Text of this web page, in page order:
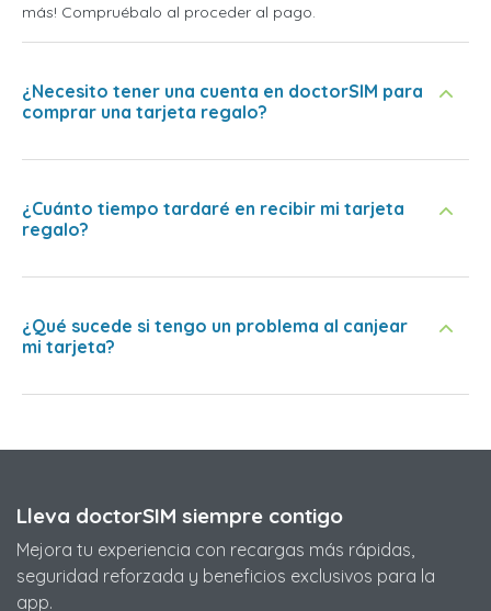
más! Compruébalo al proceder al pago.
¿Necesito tener una cuenta en doctorSIM para
comprar una tarjeta regalo?
¿Cuánto tiempo tardaré en recibir mi tarjeta
regalo?
¿Qué sucede si tengo un problema al canjear
mi tarjeta?
Lleva doctorSIM siempre contigo
Mejora tu experiencia con recargas más rápidas,
seguridad reforzada y beneficios exclusivos para la
app.